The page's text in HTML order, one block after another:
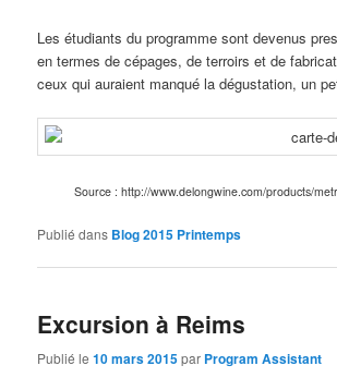
Les étudiants du programme sont devenus
en termes de cépages, de terroirs et de
ceux qui auraient manqué la dégustation, un
Source : http://www.delongwine.com/products/
Publié dans Blog 2015 Printemps
Excursion à Reims
Publié le10 mars 2015par Program Assistant